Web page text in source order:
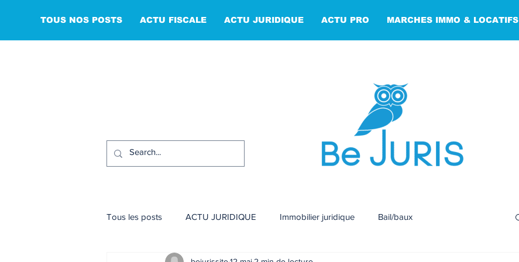
TOUS NOS POSTS ACTU FISCALE ACTU JURIDIQUE ACTU PRO MARCHES IMMO & LOCATIFS
Tous les posts ACTU JURIDIQUE Immobilier juridique Bail/baux